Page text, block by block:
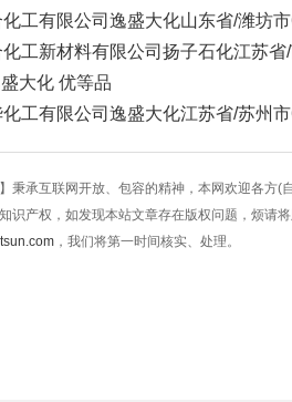
工有限公司 逸盛大化山东省/潍坊市
工新材料有限公司 扬子石化江苏省
大化 优等品
工有限公司 逸盛大化江苏省/苏州市
】秉承互联网开放、包容的精神，本网欢迎各
识产权，如发现本站文章存在版权问题，烦请
，我们将第一时间核实、处理。